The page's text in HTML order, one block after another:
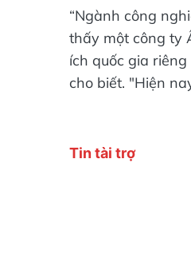
“Ngành công
thấy một công ty
ích quốc gia
cho biết. "Hiện